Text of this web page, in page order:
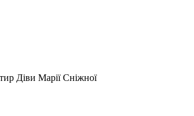
Діви Марії Сніжної